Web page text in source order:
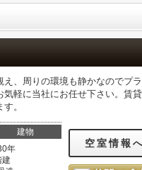
、周りの環境も静かなのでプ
軽に当社にお任せ下さい。賃
。
建物
年
建
空室情報